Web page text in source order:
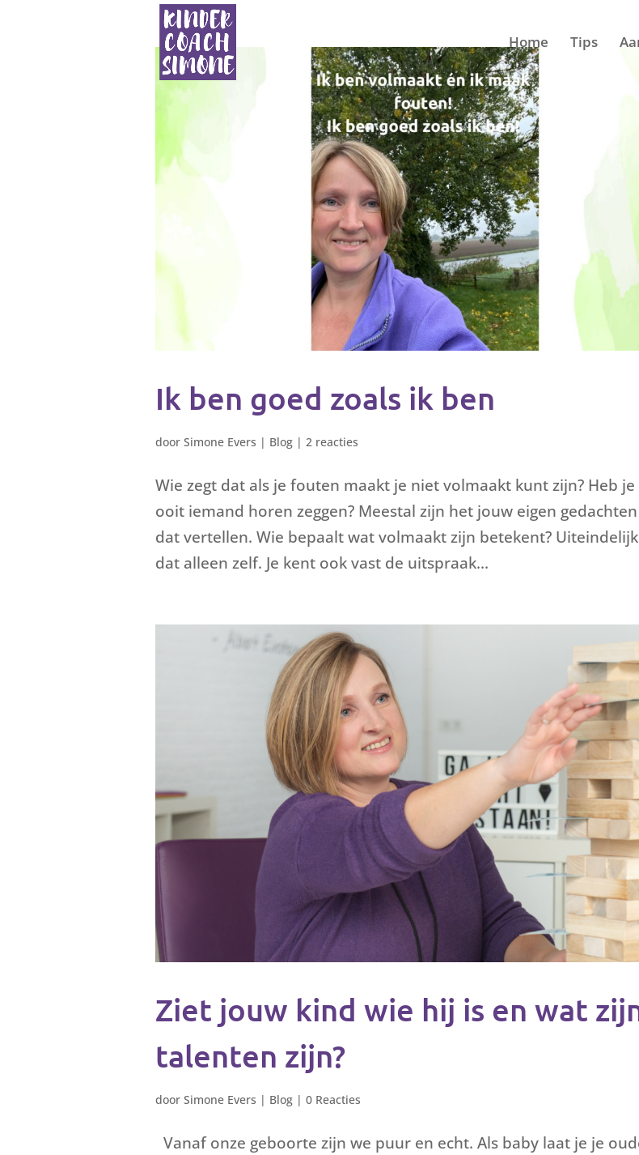
Home Tips
Ik ben goed zoals ik ben
door Simone Evers | Blog | 2 reacties
Wie zegt dat als je fouten maakt je niet volmaakt kunt zijn? Heb
ooit iemand horen zeggen? Meestal zijn het jouw eigen
dat vertellen. Wie bepaalt wat volmaakt zijn betekent?
dat alleen zelf. Je kent ook vast de uitspraak...
Ziet jouw kind wie hij is en wat
talenten zijn?
door Simone Evers | Blog | 0 Reacties
Vanaf onze geboorte zijn we puur en echt. Als baby laat je je